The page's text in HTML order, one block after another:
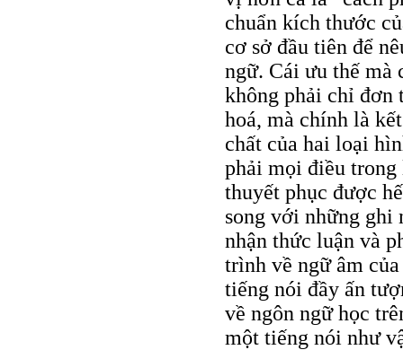
chuẩn kích thước
cơ sở đầu tiên để
ngữ. Cái ưu thế mà
không phải chỉ đơn
hoá, mà chính là
chất của hai loại
phải mọi điều trong
thuyết phục được
song với những ghi
nhận thức luận và
trình về ngữ âm
tiếng nói đầy ấn
về ngôn ngữ học
một tiếng nói như